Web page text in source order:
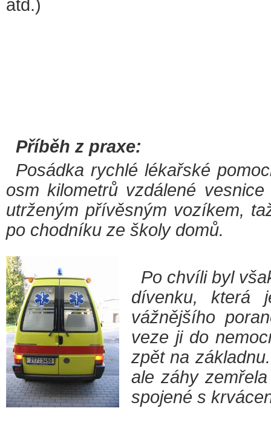
atd.)
Příběh z praxe:
Posádka rychlé lékařské
osm kilometrů vzdálené
utrženým přívěsným vozíkem,
po chodníku ze školy domů.
Po chvíli byl
dívenku, která
vážnějšího
veze ji do
zpět na
ale záhy
spojené s